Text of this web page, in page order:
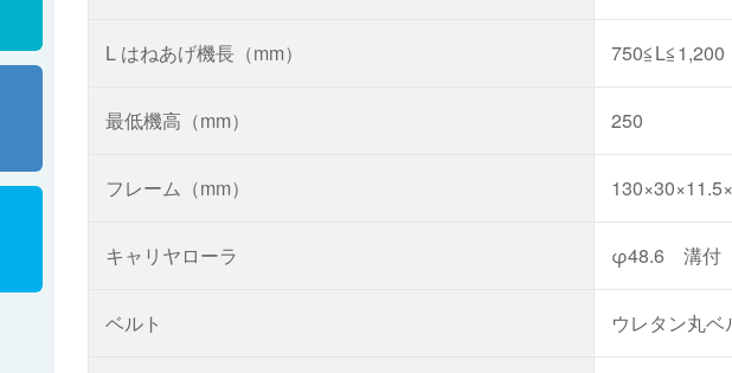
L はねあげ機長（mm） 750≦L≦1,200
最低機高（mm） 250
フレーム（mm）
キャリヤローラ φ48.6 溝
ベルト ウレタン丸ベ